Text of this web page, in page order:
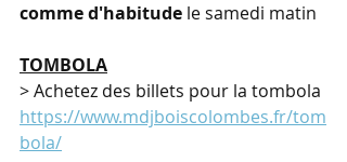
comme d'habitude le samedi matin
TOMBOLA
> Achetez des billets pour la tombola
https://www.mdjboiscolombes.fr/tom
bola/